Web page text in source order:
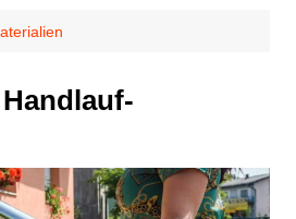
Handlauf-